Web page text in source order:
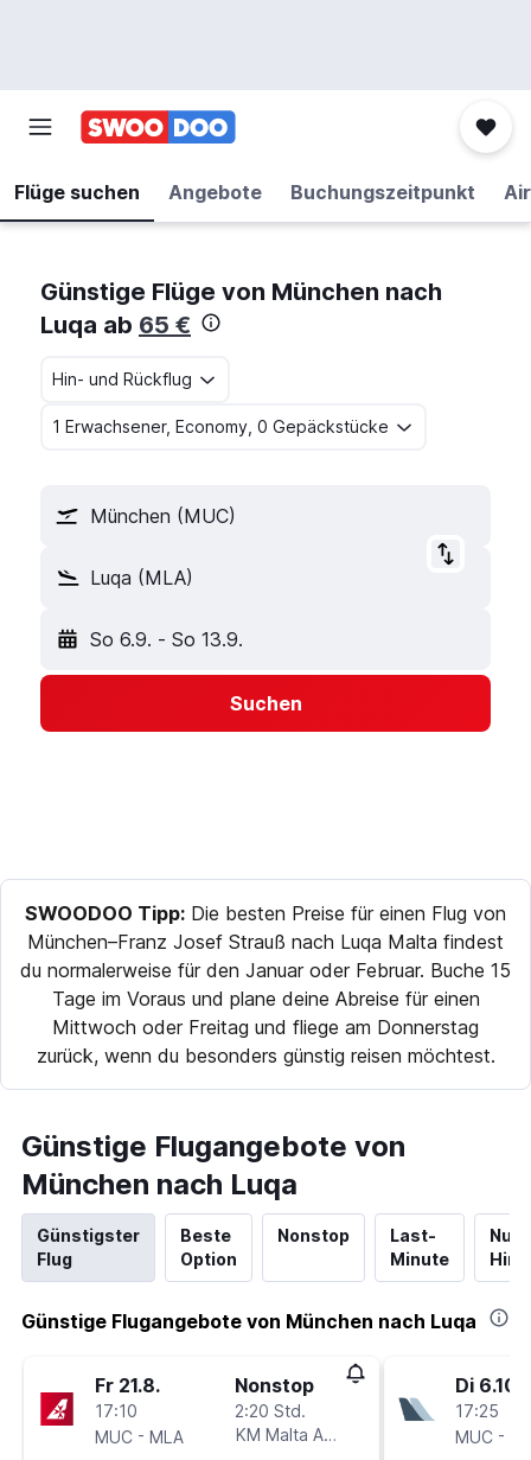
Flüge suchen Angebote Buchungszeitpunkt
Günstige Flüge von München nach
Luqa ab 65 €
Hin- und Rückflug
1 Erwachsener, Economy, 0 Gepäckstücke
München (MUC)
Luqa (MLA)
So 6.9. - So 13.9.
Suchen
SWOODOO Tipp: Die besten Preise für einen Flug von
München–Franz Josef Strauß nach Luqa Malta findest
du normalerweise für den Januar oder Februar. Buche 15
Tage im Voraus und plane deine Abreise für einen
Mittwoch oder Freitag und fliege am Donnerstag
zurück, wenn du besonders günstig reisen möchtest.
Günstige Flugangebote von
München nach Luqa
Günstigster
Flug
Beste
Option
Nonstop
Last-
Minute
Nur
Günstige Flugangebote von München nach Luqa
Fr 21.8.
17:10
MUC - MLA
Nonstop
2:20 Std.
KM Malta Airlines
Di 6.10.
17:25
MUC -